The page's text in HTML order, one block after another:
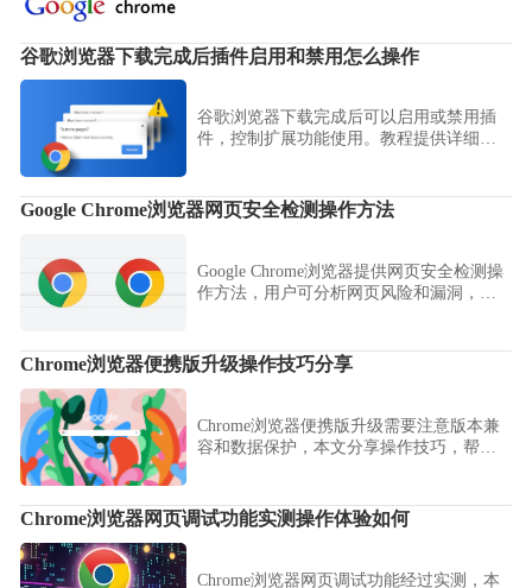
谷歌浏览器下载完成后插件启用和禁用怎么操作
谷歌浏览器下载完成后可以启用或禁用插
件，控制扩展功能使用。教程提供详细操
Google Chrome浏览器网页安全检测操作方法
Google Chrome浏览器提供网页安全检测操
作方法，用户可分析网页风险和漏洞，通
Chrome浏览器便携版升级操作技巧分享
Chrome浏览器便携版升级需要注意版本兼
容和数据保护，本文分享操作技巧，帮助
Chrome浏览器网页调试功能实测操作体验如何
Chrome浏览器网页调试功能经过实测，本